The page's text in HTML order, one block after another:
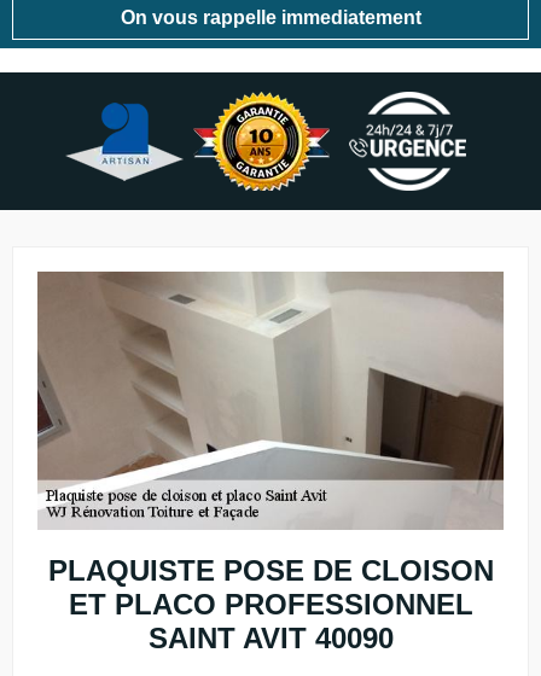
On vous rappelle immediatement
PLAQUISTE POSE DE CLOISON
ET PLACO PROFESSIONNEL
SAINT AVIT 40090